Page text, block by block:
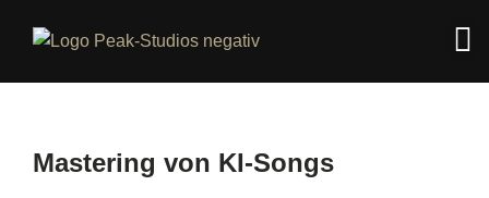
Mastering von KI-Songs